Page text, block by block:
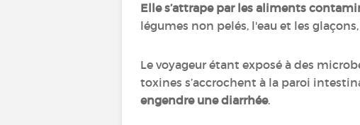
Elle s’attrape par les aliments
légumes non pelés, l'eau et les
Le voyageur étant exposé à des
toxines s’accrochent à la paroi
engendre une diarrhée.